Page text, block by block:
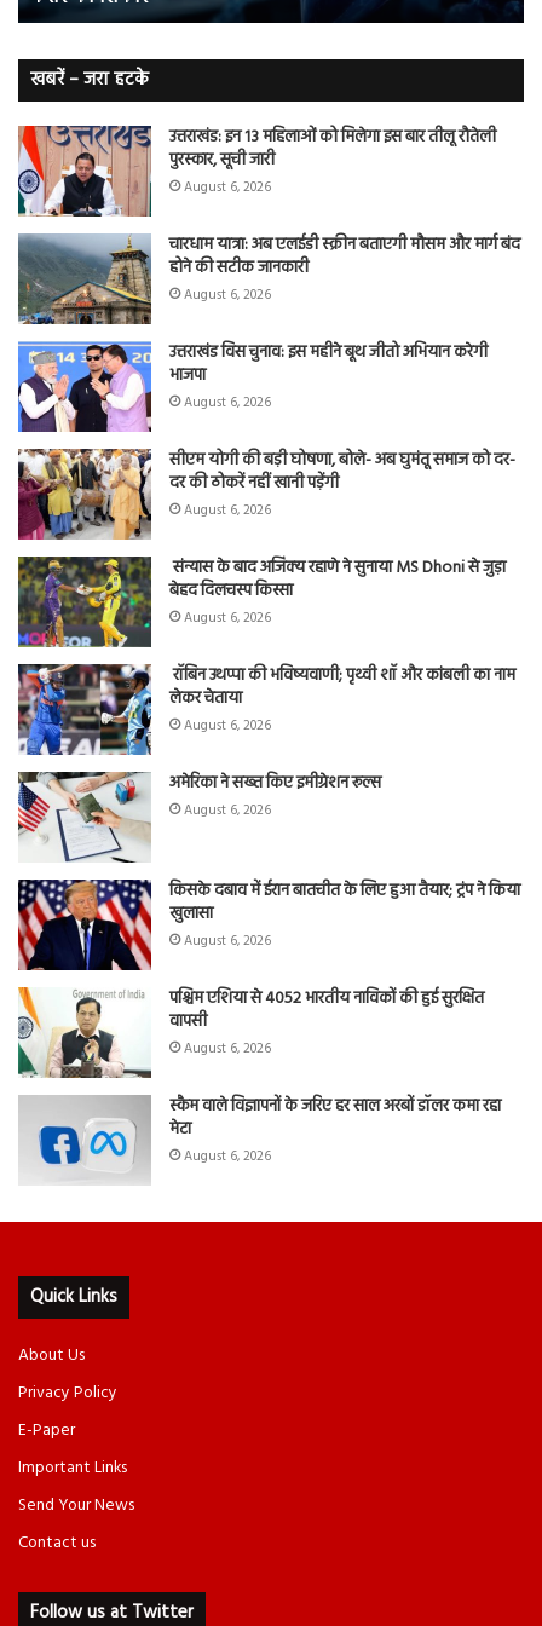
हैं
कैंसर का
शिकार
खबरें – जरा हटके
उत्तराखंड: इन 13 महिलाओं को मिलेगा इस बार तीलू रौतेली
पुरस्कार, सूची जारी
August 6, 2026
चारधाम यात्रा: अब एलईडी स्क्रीन बताएगी मौसम और मार्ग बंद
होने की सटीक जानकारी
August 6, 2026
उत्तराखंड विस चुनाव: इस महीने बूथ जीतो अभियान करेगी
भाजपा
August 6, 2026
सीएम योगी की बड़ी घोषणा, बोले- अब घुमंतू समाज को दर-
दर की ठोकरें नहीं खानी पड़ेंगी
August 6, 2026
संन्यास के बाद अजिंक्‍य रहाणे ने सुनाया MS Dhoni से जुड़ा
बेहद दिलचस्प किस्सा
August 6, 2026
रॉबिन उथप्पा की भविष्यवाणी; पृथ्वी शॉ और कांबली का नाम
लेकर चेताया
August 6, 2026
अमेरिका ने सख्त किए इमीग्रेशन रूल्स
August 6, 2026
किसके दबाव में ईरान बातचीत के लिए हुआ तैयार; ट्रंप ने किया
खुलासा
August 6, 2026
पश्चिम एशिया से 4052 भारतीय नाविकों की हुई सुरक्षित
वापसी
August 6, 2026
स्कैम वाले विज्ञापनों के जरिए हर साल अरबों डॉलर कमा रहा
मेटा
August 6, 2026
Quick Links
About Us
Privacy Policy
E-Paper
Important Links
Send Your News
Contact us
Follow us at Twitter